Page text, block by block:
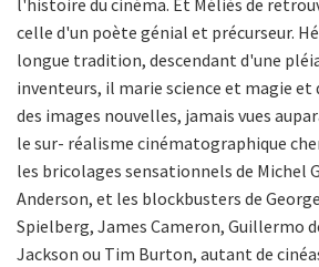
l'histoire du cinéma. Et Méliès de
celle d'un poète génial et précurseur.
longue tradition, descendant d'une
inventeurs, il marie science et magie et
des images nouvelles, jamais vues
le sur- réalisme cinématographique
les bricolages sensationnels de Michel
Anderson, et les blockbusters de
Spielberg, James Cameron, Guillermo
Jackson ou Tim Burton, autant de